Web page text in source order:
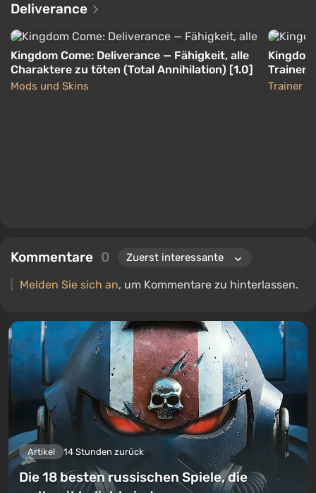
Deliverance
Kingdom Come: Deliverance — Fähigkeit, alle
Charaktere zu töten (Total Annihilation) [1.0]
Mods und Skins
Trainer
Trainer
Kommentare 0
Melden Sie sich an, um Kommentare zu hinterlassen.
Artikel 14 Stunden zurück
Die 18 besten russischen Spiele, die